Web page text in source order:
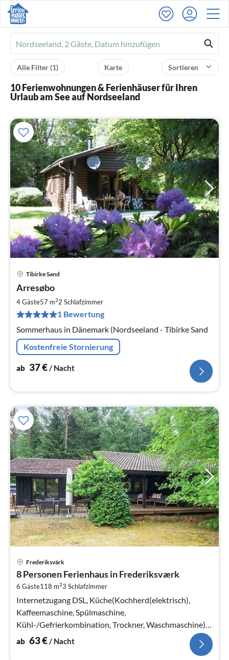
Ferienhausmiete
logo
Sortieren
Karte
Alle Filter(1)
10 Ferienwohnungen & Ferienhäuser für Ihren
Urlaub am See auf Nordseeland
Tibirke Sand
Arresøbo
4 Gäste57 m22 Schlafzimmer
1 Bewertung
Sommerhaus in Dänemark (Nordseeland - Tibirke Sand
Kostenfreie Stornierung
ab 37€/ Nacht
Frederiksvärk
8 Personen Ferienhaus in Frederiksværk
6 Gäste118 m23 Schlafzimmer
Internetzugang DSL, Küche(Kochherd(elektrisch),
Kaffeemaschine, Spülmaschine,
Kühl-/Gefrierkombination, Trockner, Waschmaschine),
Wohn-/Schlafzimmer(TV, Herd(Holz)
ab 63€/ Nacht